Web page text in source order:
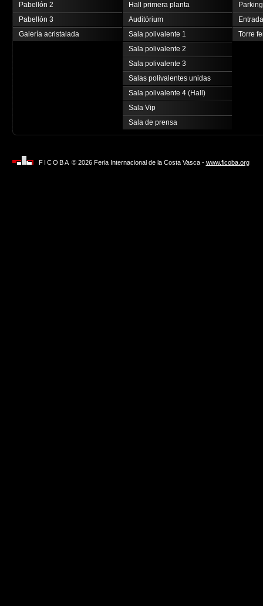
Pabellón 2
Pabellón 3
Galería acristalada
Hall primera planta
Auditórium
Sala polivalente 1
Sala polivalente 2
Sala polivalente 3
Salas polivalentes unidas
Sala polivalente 4 (Hall)
Sala Vip
Sala de prensa
Parking
Torre
FICOBA © 2026 Feria Internacional de la Costa Vasca - www.ficoba.org